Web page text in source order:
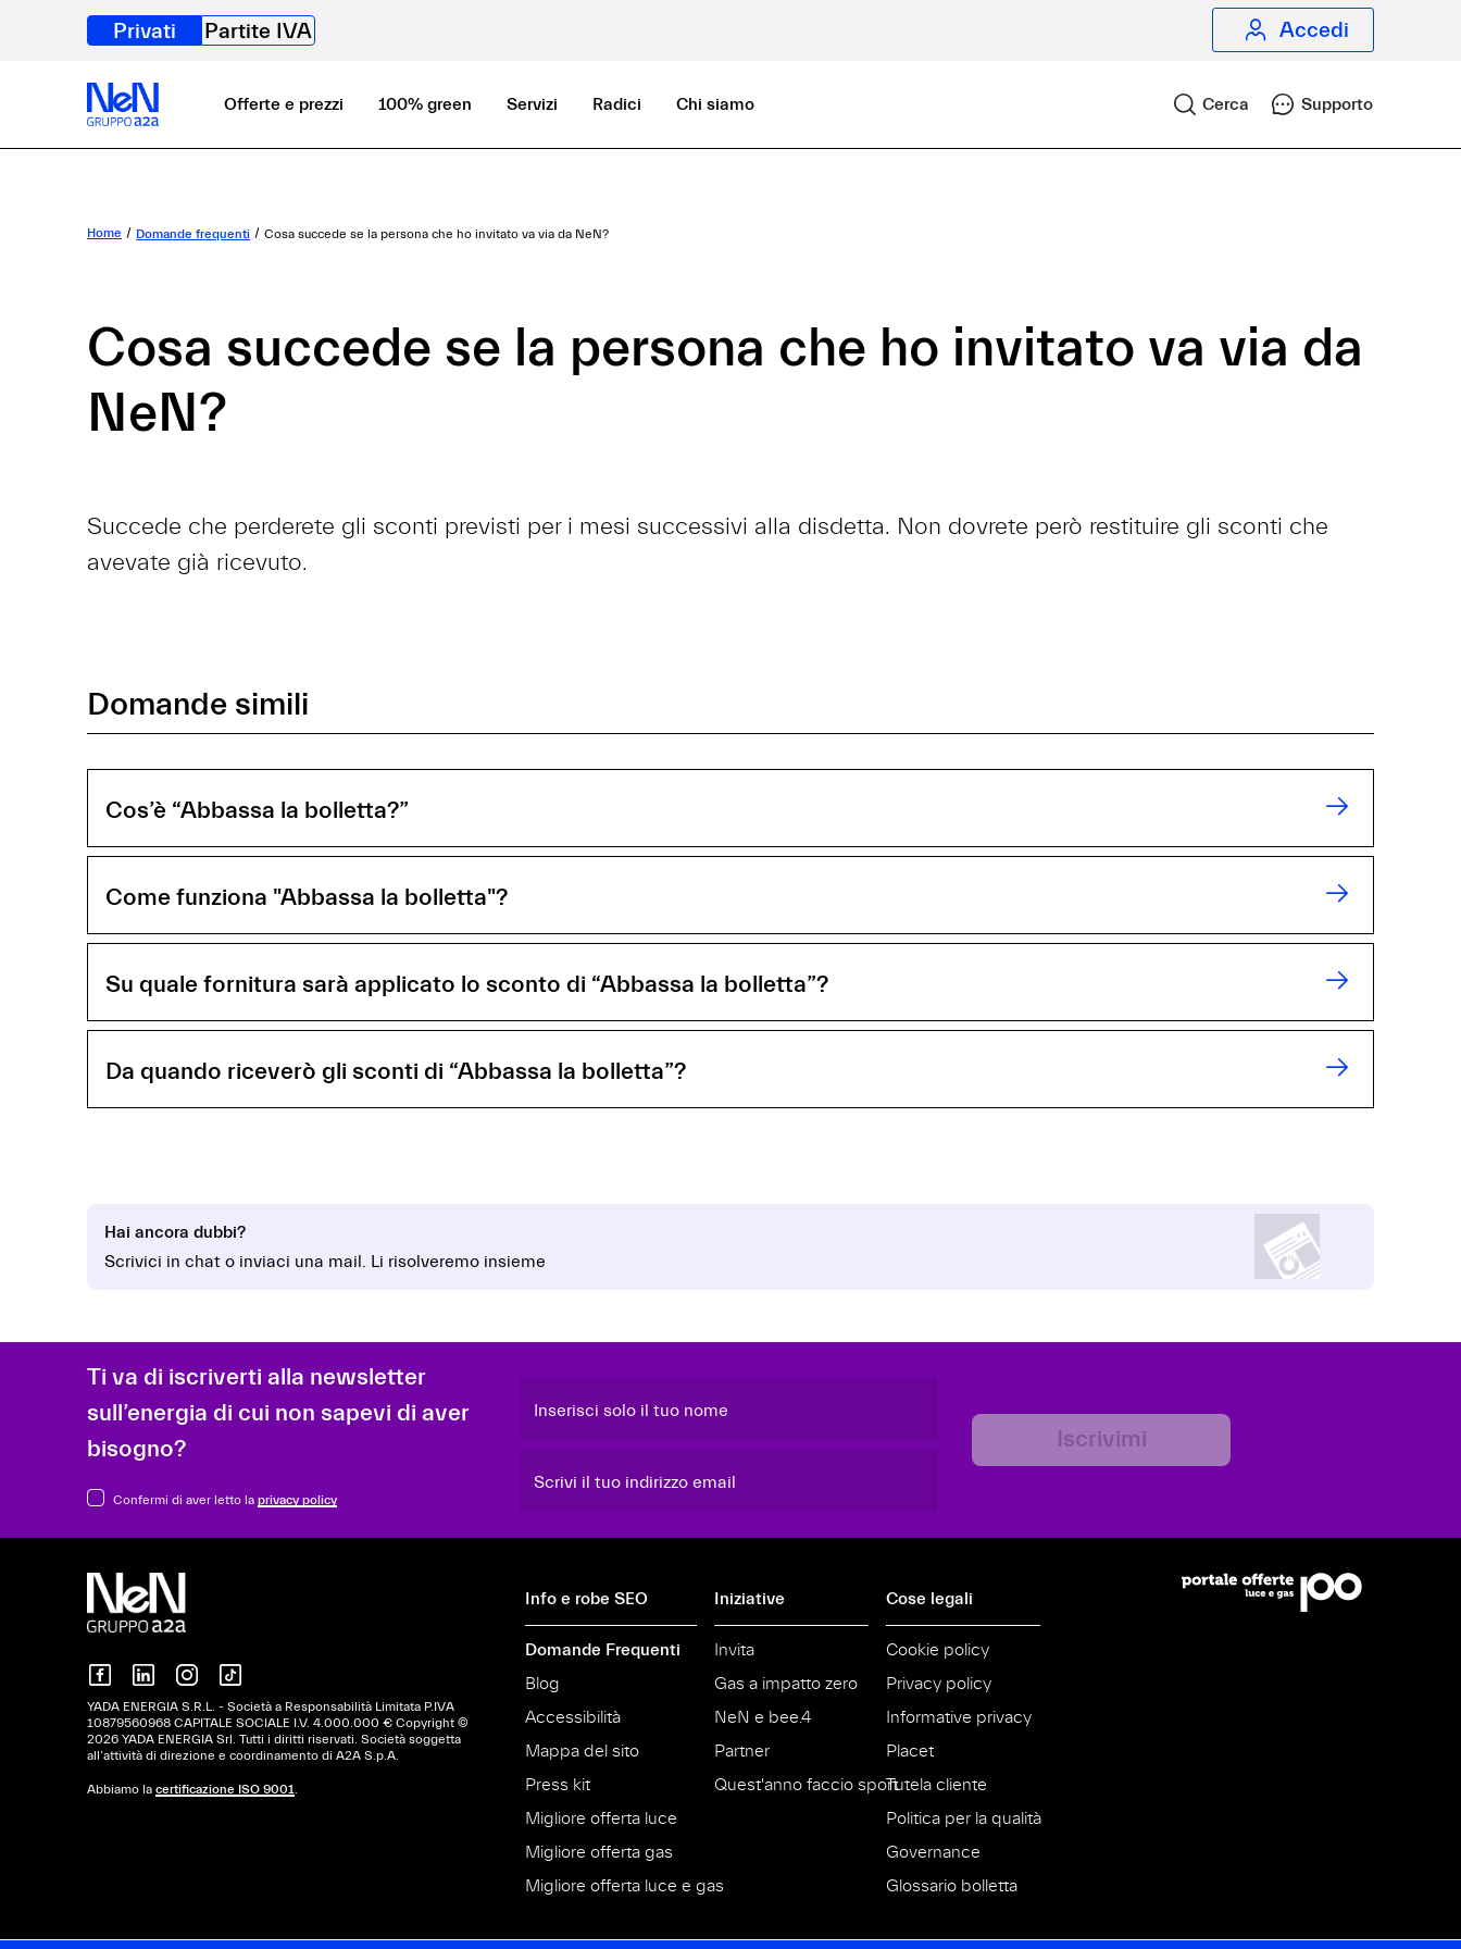
Privati Partite IVA Accedi
Offerte e prezzi 100% green Servizi Radici Chi siamo Cerca Supporto
Home Domande frequenti Cosa succede se la persona che ho invitato va via da NeN?
Cosa succede se la persona che ho invitato va via da
NeN?
Succede che perderete gli sconti previsti per i mesi successivi alla disdetta. Non dovrete però restituire gli sconti che
avevate già ricevuto.
Domande simili
Cos’è “Abbassa la bolletta?”
Come funziona "Abbassa la bolletta"?
Su quale fornitura sarà applicato lo sconto di “Abbassa la bolletta”?
Da quando riceverò gli sconti di “Abbassa la bolletta”?
Hai ancora dubbi?
Scrivici in chat o inviaci una mail. Li risolveremo insieme
Ti va di iscriverti alla newsletter
sull’energia di cui non sapevi di aver
bisogno?
Confermi di aver letto la privacy policy
Inserisci solo il tuo nome
Scrivi il tuo indirizzo email
Iscrivimi
YADA ENERGIA S.R.L. - Società a Responsabilità Limitata P.IVA
10879560968 CAPITALE SOCIALE I.V. 4.000.000 € Copyright ©
2026 YADA ENERGIA Srl. Tutti i diritti riservati. Società soggetta
all’attività di direzione e coordinamento di A2A S.p.A.
Abbiamo la certificazione ISO 9001
Info e robe SEO
Domande Frequenti
Blog
Accessibilità
Mappa del sito
Press kit
Migliore offerta luce
Migliore offerta gas
Migliore offerta luce e gas
Iniziative
Invita
Gas a impatto zero
NeN e bee.4
Partner
Quest'anno faccio sport
Cose legali
Cookie policy
Privacy policy
Informative privacy
Placet
Tutela cliente
Politica per la qualità
Governance
Glossario bolletta